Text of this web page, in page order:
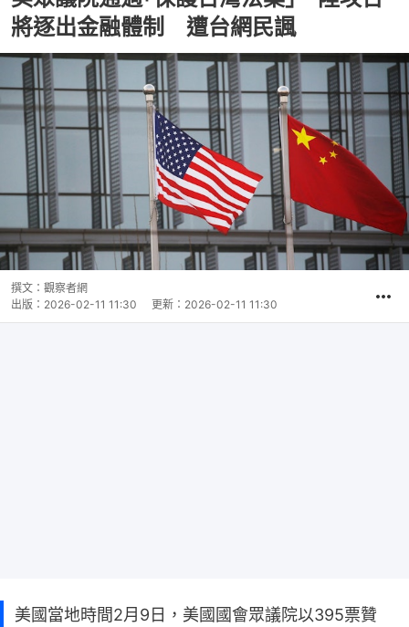
將逐出金融體制 遭台網民諷
撰文： 觀察者網
出版： 2026-02-11 11:30 更新： 2026-02-11 11:30
美國當地時間2月9日，美國國會眾議院以395票贊